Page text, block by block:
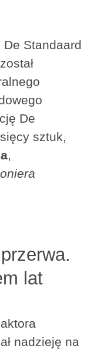
De Standaard
De
sztuk,
,
lat
nadzieję na